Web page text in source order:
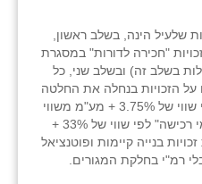
שלעיל הינה, בשלב ראשון,
"חכירה לדורות" במסגרת
בשלב זה) ובשלב שני, כל
על הזכויות בנחלה את החלטה
1464 במסגרת "דמי כניסה" לפי שווי של 3.75% + מע"מ משווי
חלקת המגורים או בתשלום "דמי רכישה" לפי שווי של 33% +
בנייה קיימות ופוטנציאל
רמ"י בחלקת המגורים.